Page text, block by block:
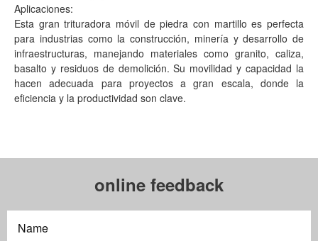
Aplicaciones:
Esta gran trituradora móvil de piedra con martillo es perfecta
para industrias como la construcción, minería y desarrollo de
infraestructuras, manejando materiales como granito, caliza,
basalto y residuos de demolición. Su movilidad y capacidad la
hacen adecuada para proyectos a gran escala, donde la
eficiencia y la productividad son clave.
online feedback